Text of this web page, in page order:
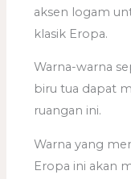
aksen logam
klasik Eropa.
Warna-warna
biru tua dapat
ruangan ini.
Warna yang
Eropa ini akan